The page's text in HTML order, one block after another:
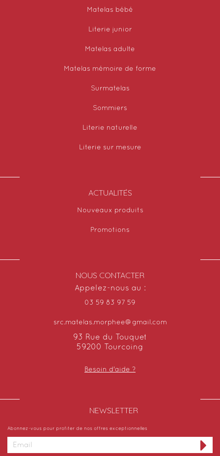
Matelas bébé
Literie junior
Matelas adulte
Matelas mémoire de forme
Surmatelas
Sommiers
Literie naturelle
Literie sur mesure
ACTUALITÉS
Nouveaux produits
Promotions
NOUS CONTACTER
Appelez-nous au :
03 59 83 97 59
src.matelas.morphee@gmail.com
93 Rue du Touquet
59200 Tourcoing
Besoin d'aide ?
NEWSLETTER​
Abonnez-vous pour profiter de nos offres exceptionnelles